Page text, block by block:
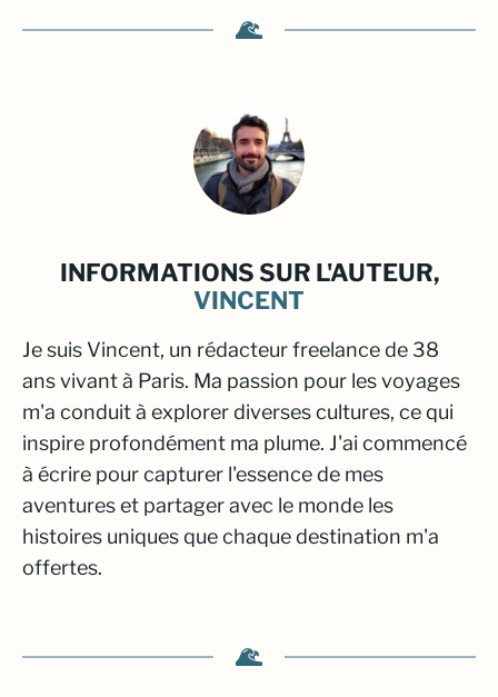
INFORMATIONS SUR L'AUTEUR,
VINCENT
Je suis Vincent, un rédacteur freelance de 38
ans vivant à Paris. Ma passion pour les voyages
m'a conduit à explorer diverses cultures, ce qui
inspire profondément ma plume. J'ai commencé
à écrire pour capturer l'essence de mes
aventures et partager avec le monde les
histoires uniques que chaque destination m'a
offertes.